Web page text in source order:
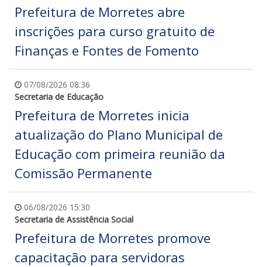
Prefeitura de Morretes abre
inscrições para curso gratuito de
Finanças e Fontes de Fomento
07/08/2026 08:36
Secretaria de Educação
Prefeitura de Morretes inicia
atualização do Plano Municipal de
Educação com primeira reunião da
Comissão Permanente
06/08/2026 15:30
Secretaria de Assistência Social
Prefeitura de Morretes promove
capacitação para servidoras